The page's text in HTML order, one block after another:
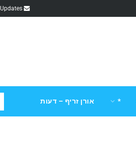
* אורן זריף – דעות